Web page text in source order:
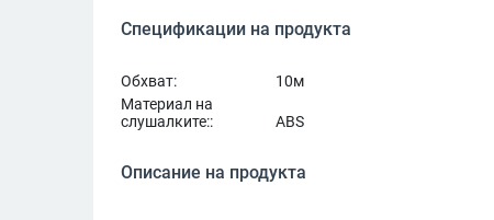
Спецификации на продукта
Обхват: 10м
Материал на
слушалките::
ABS
Описание на продукта